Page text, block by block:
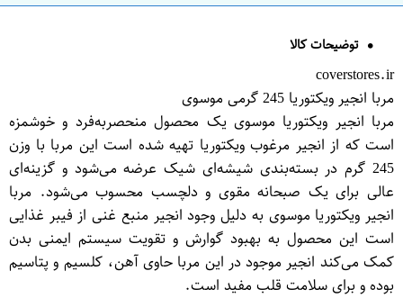
توضیحات کالا
coverstores.ir
مربا انجیر ویکتوریا 245 گرمی موسوی
مربا انجیر ویکتوریا موسوی یک محصول منحصربه‌فرد و خوشمزه
است که از انجیر مرغوب ویکتوریا تهیه شده است این مربا با وزن
245 گرم در بسته‌بندی شیشه‌ای شیک عرضه می‌شود و گزینه‌ای
عالی برای یک صبحانه مقوی و دلچسب محسوب می‌شود. مربا
انجیر ویکتوریا موسوی به دلیل وجود انجیر منبع غنی از فیبر غذایی
است این محصول به بهبود گوارش و تقویت سیستم ایمنی بدن
کمک می‌کند انجیر موجود در این مربا حاوی آهن، کلسیم و پتاسیم
بوده و برای سلامت قلب مفید است.